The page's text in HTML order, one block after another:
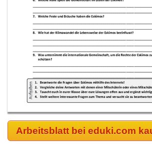
Arbeitsblatt bei eduki.com